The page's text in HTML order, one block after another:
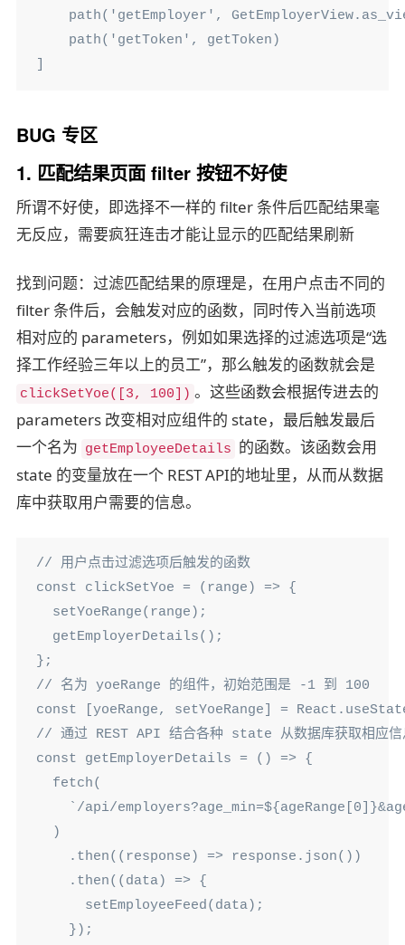
path('getEmployer',
    path('getToken', getToken)
BUG 专区
1. 匹配结果页面 filter 按钮不好使
所谓不好使，即选择不一样的 filter 条件后匹配结果毫
无反应，需要疯狂连击才能让显示的匹配结果刷新
找到问题：过滤匹配结果的原理是，在用户点击不同的
filter 条件后，会触发对应的函数，同时传入当前选项
相对应的 parameters，例如如果选择的过滤选项是“选
择工作经验三年以上的员工”，那么触发的函数就会是
clickSetYoe([3, 100]) 。这些函数会根据传进去的
parameters 改变相对应组件的 state，最后触发最后
一个名为 getEmployeeDetails 的函数。该函数会用
state 的变量放在一个 REST API的地址里，从而从数据
库中获取用户需要的信息。
// 用户点击过滤选项后触发的函数
const clickSetYoe = (range) => {
  setYoeRange(range);
  getEmployerDetails();
};
// 名为 yoeRange 的组件，初始范围是 -1 到 100
const [yoeRange, setYoeRange] =
// 通过 REST API 结合各种 state 从数据库获取相应信
const getEmployerDetails = () => {
  fetch(
`/api/
  )
    .then((response) => response.json())
    .then((data) => {
      setEmployeeFeed(data);
    });